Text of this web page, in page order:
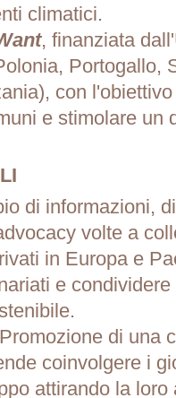
climatici.
, finanziata
Portogallo,
con
e stimolare un
di informazioni,
volte a
​​in Europa e
e
di una
coinvolgere i
attirando la loro